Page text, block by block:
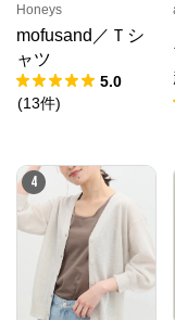
Honeys
mofusand／Ｔシ
ャツ
5.0
(13件)
4
クロスプラ
N.O.R.C (ノー
ダ) 、
(デコイ)、
大人女子ブラ
インナップ。
レディースフ
豊かにするオ